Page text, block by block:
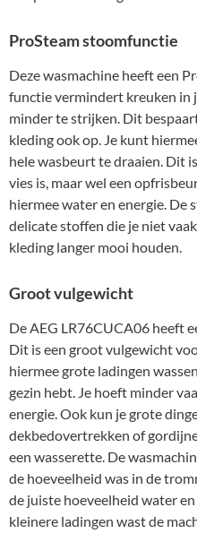
ProSteam stoomfunctie
Deze wasmachine heeft een
functie vermindert kreuken in
minder te strijken. Dit
kleding ook op. Je kunt
hele wasbeurt te draaien. Dit
vies is, maar wel een
hiermee water en energie. De
delicate stoffen die je niet
kleding langer mooi houden.
Groot vulgewicht
De AEG LR76CUCA06 heeft
Dit is een groot vulgewicht
hiermee grote ladingen
gezin hebt. Je hoeft minder
energie. Ook kun je grote
dekbedovertrekken of
een wasserette. De
de hoeveelheid was in de
de juiste hoeveelheid water
kleinere ladingen wast de